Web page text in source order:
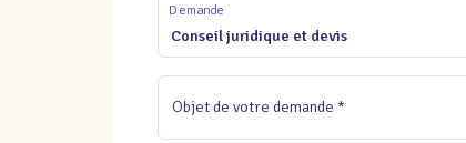
Conseil juridique et devis
Demande
Objet de votre demande *